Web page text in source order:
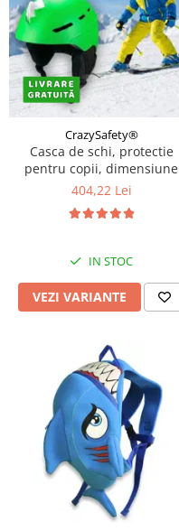
CrazySafety®
Casca de schi, protectie
pentru copii, dimensiune
reglabila 58-61cm, Diverse
404,22 Lei
IN STOC
VEZI VARIANTE